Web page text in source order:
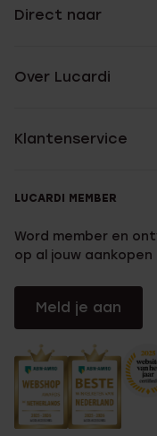
Direct naar
Over Lucardi
Klantenservice
LUCARDI MEMBER
Word member en
op al jouw aankopen
Meld je aan